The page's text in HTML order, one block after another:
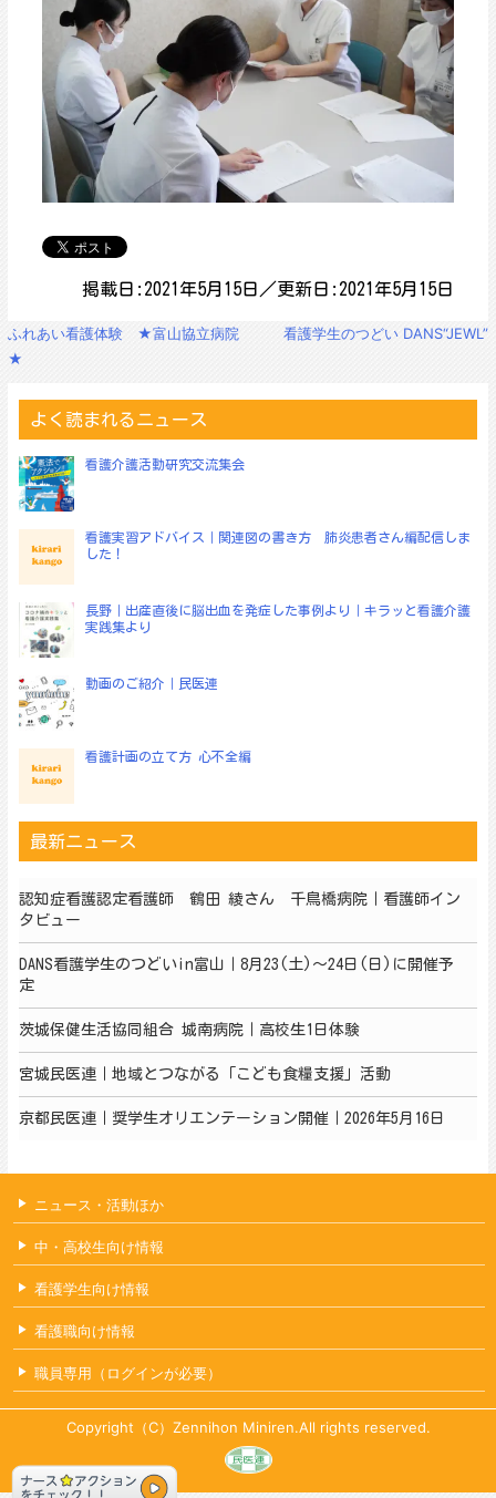
掲載日:2021年5月15日／更新日:2021年5月15日
投
稿
ー
シ
ョ
ン
ふれあい看護体験 ★富山協立病院
★
看護学生のつどい DANS“JEWL”
よく読まれるニュース
看護介護活動研究交流集会
看護実習アドバイス｜関連図の書き方 肺炎患者さん編配信しま
した！
長野｜出産直後に脳出血を発症した事例より｜キラッと看護介護
実践集より
動画のご紹介｜民医連
看護計画の立て方 心不全編
最新ニュース
認知症看護認定看護師 鶴田 綾さん 千鳥橋病院｜看護師イン
タビュー
DANS看護学生のつどいin富山｜8月23(土)～24日(日)に開催予
定
茨城保健生活協同組合 城南病院｜高校生1日体験
宮城民医連｜地域とつながる「こども食糧支援」活動
京都民医連｜奨学生オリエンテーション開催｜2026年5月16日
ニュース・活動ほか
中・高校生向け情報
看護学生向け情報
看護職向け情報
職員専用（ログインが必要）
Copyright（C）Zennihon Miniren.All rights reserved.